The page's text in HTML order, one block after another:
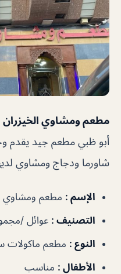
مطعم ومشاوي الخيزران
أبو ظبي مطعم جيد يقدم
شاورما ودجاج ومشاوي
الإسم : مطعم ومشاوي
التصنيف : عوائل /
النوع : مطعم ماكولات
الأطفال : مناسب